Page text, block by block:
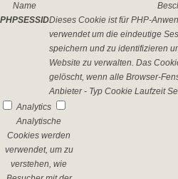
Name
PHPSESSIDDieses Cookie ist für PHP-
verwendet um die eindeutige
speichern und zu identifizieren
Website zu verwalten. Das
gelöscht, wenn alle Browser-
Anbieter - Typ Cookie Laufzeit
Analytics
Analytische
Cookies werden
verwendet, um zu
verstehen, wie